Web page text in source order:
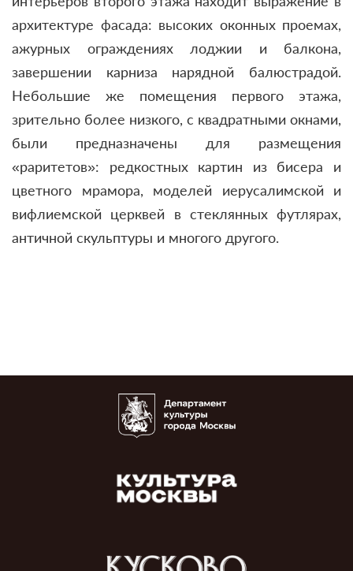
архитектуре фасада: высоких оконных проемах,
ажурных ограждениях лоджии и балкона,
завершении карниза нарядной балюстрадой.
Небольшие же помещения первого этажа,
зрительно более низкого, с квадратными окнами,
были предназначены для размещения
«раритетов»: редкостных картин из бисера и
цветного мрамора, моделей иерусалимской и
вифлиемской церквей в стеклянных футлярах,
античной скульптуры и многого другого.